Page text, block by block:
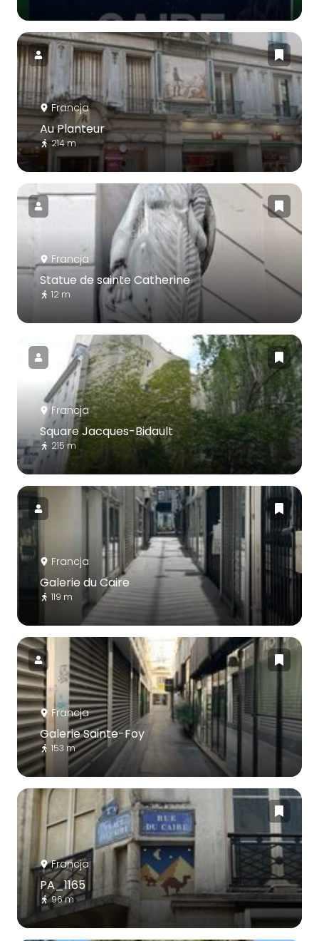
Francja
Au Planteur
214 m
Francja
Statue de sainte Catherine
12 m
Francja
Square Jacques-Bidault
215 m
Francja
Galerie du Caire
119 m
Francja
Galerie Sainte-Foy
153 m
Francja
PA_1165
96 m